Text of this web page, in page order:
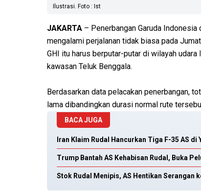
Ilustrasi. Foto : Ist
JAKARTA – Penerbangan Garuda
mengalami perjalanan tidak biasa pada
GHI itu harus berputar-putar di wilayah
kawasan Teluk Benggala.
Berdasarkan data pelacakan penerbangan,
lama dibandingkan durasi normal rute
BACA JUGA
Iran Klaim Rudal Hancurkan Tiga F-35 AS
Trump Bantah AS Kehabisan Rudal, Buka
Stok Rudal Menipis, AS Hentikan Serangan